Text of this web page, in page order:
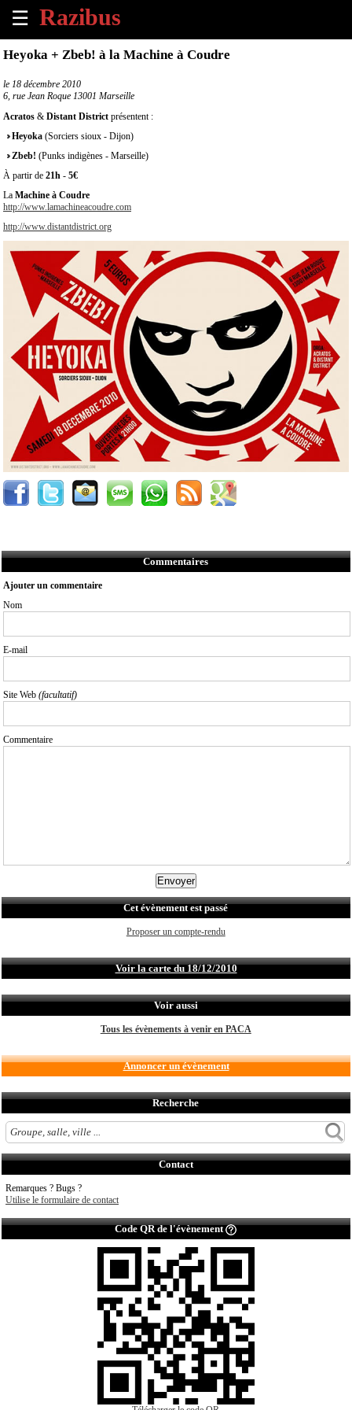
☰
×
Tous
évènements
à
venir
Annoncer
un
évènement
Contact
propos
Heyoka + Zbeb! à la Machine à Coudre
le 18 décembre 2010
6, rue Jean Roque 13001 Marseille
Acratos & Distant District présentent :
Heyoka (Sorciers sioux - Dijon)
Zbeb! (Punks indigènes - Marseille)
À partir de 21h - 5€
La Machine à Coudre
http://www.lamachineacoudre.com
http://www.distantdistrict.org
Commentaires
Ajouter un commentaire
Nom
E-mail
Site Web (facultatif)
Commentaire
Cet évènement est passé
Proposer un compte-rendu
Voir la carte du 18/12/2010
Voir aussi
Tous les évènements à venir en PACA
Annoncer un évènement
Recherche
Contact
Remarques ? Bugs ?
Utilise le formulaire de contact
Code QR de l'évènement